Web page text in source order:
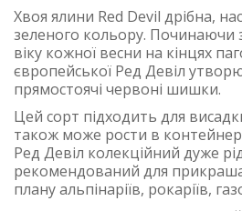
Хвоя ялини Red Devil дрібна,
зеленого кольору. Починаючи
віку кожної весни на кінцях
європейської Ред Девіл
прямостоячі червоні шишки.
Цей сорт підходить для
також може рости в
Ред Девіл колекційний дуже
рекомендований для
плану альпінаріїв, рокаріїв,